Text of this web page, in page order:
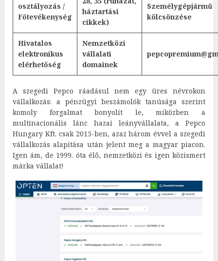
osztályozás /
Főtevékenység
háztartási
cikkek)
Személygépjármű
kölcsönzése
Hivatalos
elektronikus
elérhetőség
Nemzetközi
vállalati
domainek
A szegedi Pepco ráadásul nem egy üres névrokon
vállalkozás: a pénzügyi beszámolók tanúsága szerint
komoly forgalmat bonyolít le, miközben a
multinacionális lánc hazai leányvállalata, a Pepco
Hungary Kft. csak 2015-ben, azaz három évvel a szegedi
vállalkozás alapítása után jelent meg a magyar piacon.
Igen ám, de 1999. óta élő, nemzetközi és igen közismert
márka vállalat!